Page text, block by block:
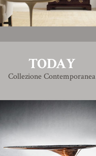
TODAY
Collezione Contemporanea